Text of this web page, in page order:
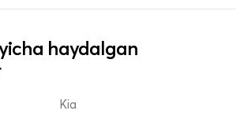
haydalgan
Kia